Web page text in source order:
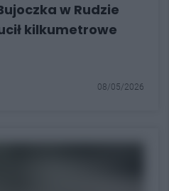
w Rudzie
kilkumetrowe
08/05/2026